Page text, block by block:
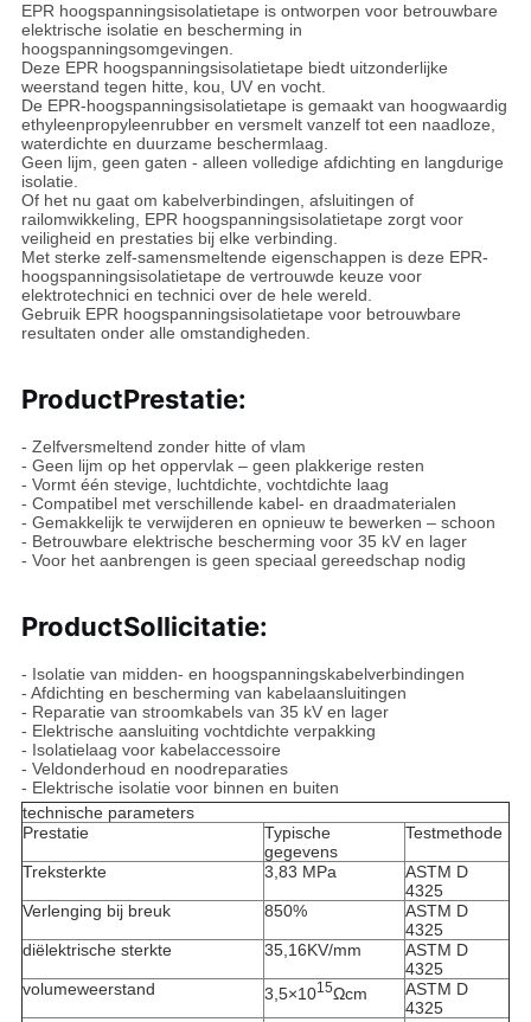
EPR hoogspanningsisolatietape is ontworpen voor betrouwbare
elektrische isolatie en bescherming in
hoogspanningsomgevingen.
Deze EPR hoogspanningsisolatietape biedt uitzonderlijke
weerstand tegen hitte, kou, UV en vocht.
De EPR-hoogspanningsisolatietape is gemaakt van hoogwaardig
ethyleenpropyleenrubber en versmelt vanzelf tot een naadloze,
waterdichte en duurzame beschermlaag.
Geen lijm, geen gaten - alleen volledige afdichting en langdurige
isolatie.
Of het nu gaat om kabelverbindingen, afsluitingen of
railomwikkeling, EPR hoogspanningsisolatietape zorgt voor
veiligheid en prestaties bij elke verbinding.
Met sterke zelf-samensmeltende eigenschappen is deze EPR-
hoogspanningsisolatietape de vertrouwde keuze voor
elektrotechnici en technici over de hele wereld.
Gebruik EPR hoogspanningsisolatietape voor betrouwbare
resultaten onder alle omstandigheden.
ProductPrestatie:
- Zelfversmeltend zonder hitte of vlam
- Geen lijm op het oppervlak – geen plakkerige resten
- Vormt één stevige, luchtdichte, vochtdichte laag
- Compatibel met verschillende kabel- en draadmaterialen
- Gemakkelijk te verwijderen en opnieuw te bewerken – schoon
- Betrouwbare elektrische bescherming voor 35 kV en lager
- Voor het aanbrengen is geen speciaal gereedschap nodig
ProductSollicitatie:
- Isolatie van midden- en hoogspanningskabelverbindingen
- Afdichting en bescherming van kabelaansluitingen
- Reparatie van stroomkabels van 35 kV en lager
- Elektrische aansluiting vochtdichte verpakking
- Isolatielaag voor kabelaccessoire
- Veldonderhoud en noodreparaties
- Elektrische isolatie voor binnen en buiten
technische parameters
Prestatie
Typische
gegevens
Testmethode
Treksterkte 3,83 MPa
ASTM D
4325
Verlenging bij breuk
850%
ASTM D
4325
diëlektrische sterkte
35,16KV/mm
ASTM D
4325
volumeweerstand
3,5×1015Ωcm
ASTM D
4325